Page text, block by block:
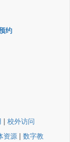
约
| 校外访问
资源 | 数字教